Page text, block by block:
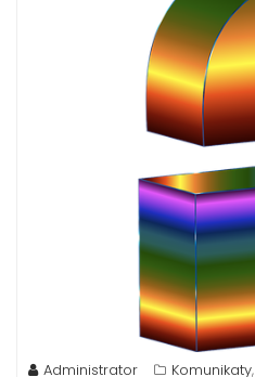
Administrator Komunikaty,